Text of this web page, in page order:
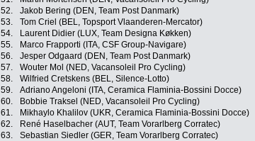
52.
Jakob Bering (DEN, Team Post Danmark)
53.
Tom Criel (BEL, Topsport Vlaanderen-Mercator)
54.
Laurent Didier (LUX, Team Designa Køkken)
55.
Marco Frapporti (ITA, CSF Group-Navigare)
56.
Jesper Odgaard (DEN, Team Post Danmark)
57.
Wouter Mol (NED, Vacansoleil Pro Cycling)
58.
Wilfried Cretskens (BEL, Silence-Lotto)
59.
Adriano Angeloni (ITA, Ceramica Flaminia-Bossini Docce)
60.
Bobbie Traksel (NED, Vacansoleil Pro Cycling)
61.
Mikhaylo Khalilov (UKR, Ceramica Flaminia-Bossini Docce)
62.
René Haselbacher (AUT, Team Vorarlberg Corratec)
63.
Sebastian Siedler (GER, Team Vorarlberg Corratec)